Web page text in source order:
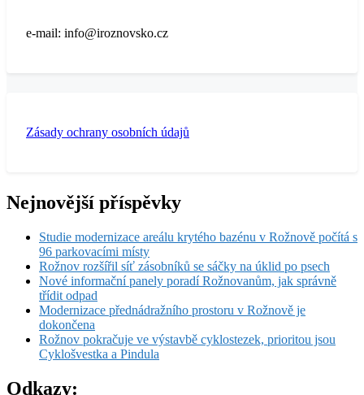
e-mail: info@iroznovsko.cz
Zásady ochrany osobních údajů
Nejnovější příspěvky
Studie modernizace areálu krytého bazénu v Rožnově počítá s
96 parkovacími místy
Rožnov rozšířil síť zásobníků se sáčky na úklid po psech
Nové informační panely poradí Rožnovanům, jak správně
třídit odpad
Modernizace přednádražního prostoru v Rožnově je
dokončena
Rožnov pokračuje ve výstavbě cyklostezek, prioritou jsou
Cyklošvestka a Pindula
Odkazy: